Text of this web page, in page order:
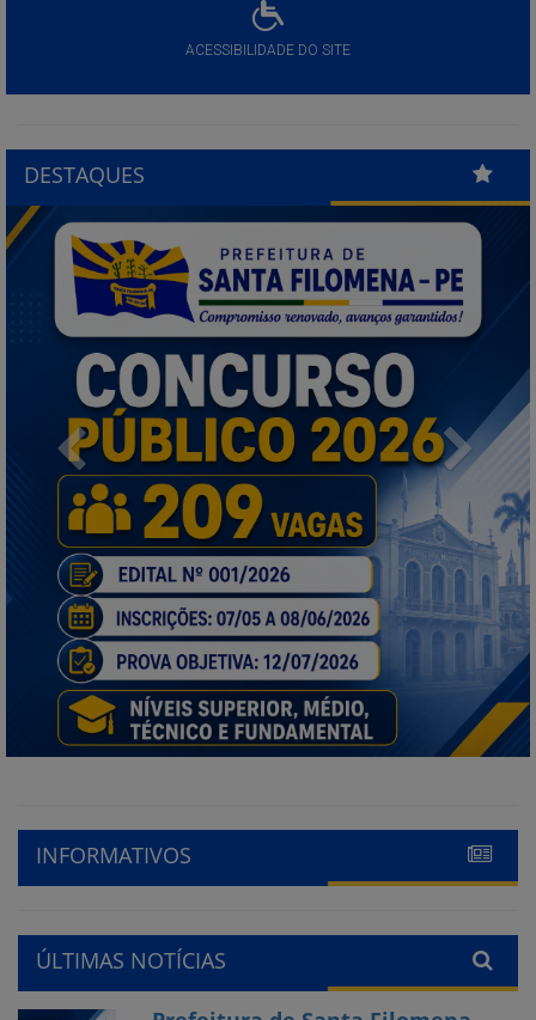
ACESSIBILIDADE DO SITE
DESTAQUES
Previous Next
INFORMATIVOS
ÚLTIMAS NOTÍCIAS